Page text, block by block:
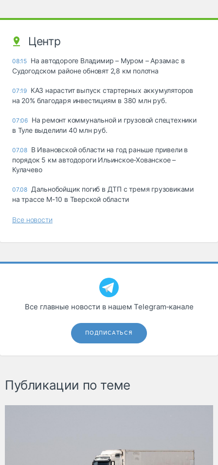
Центр
08:15 На автодороге Владимир – Муром – Арзамас в
Судогодском районе обновят 2,8 км полотна
07:19 КАЗ нарастит выпуск стартерных аккумуляторов
на 20% благодаря инвестициям в 380 млн руб.
07:06 На ремонт коммунальной и грузовой спецтехники
в Туле выделили 40 млн руб.
07.08 В Ивановской области на год раньше привели в
порядок 5 км автодороги Ильинское-Хованское –
Кулачево
07.08 Дальнобойщик погиб в ДТП с тремя грузовиками
на трассе М-10 в Тверской области
Все новости
Все главные новости в нашем Telegram‑канале
ПОДПИСАТЬСЯ
Публикации по теме